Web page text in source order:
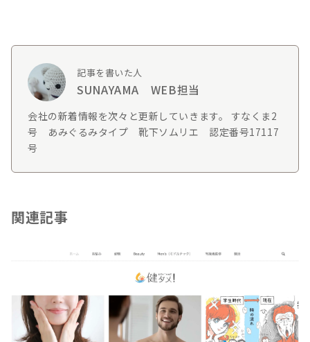
記事を書いた人
SUNAYAMA WEB担当
会社の新着情報を次々と更新していきます。 すなくま2
号 あみぐるみタイプ 靴下ソムリエ 認定番号17117
号
関連記事